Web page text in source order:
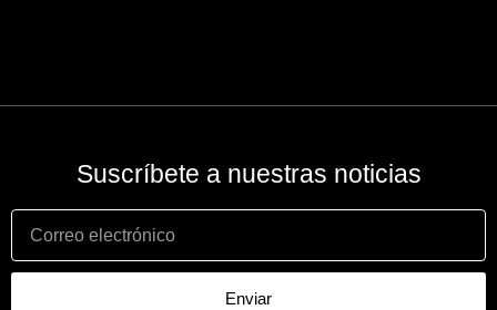
Suscríbete a nuestras noticias
Enviar